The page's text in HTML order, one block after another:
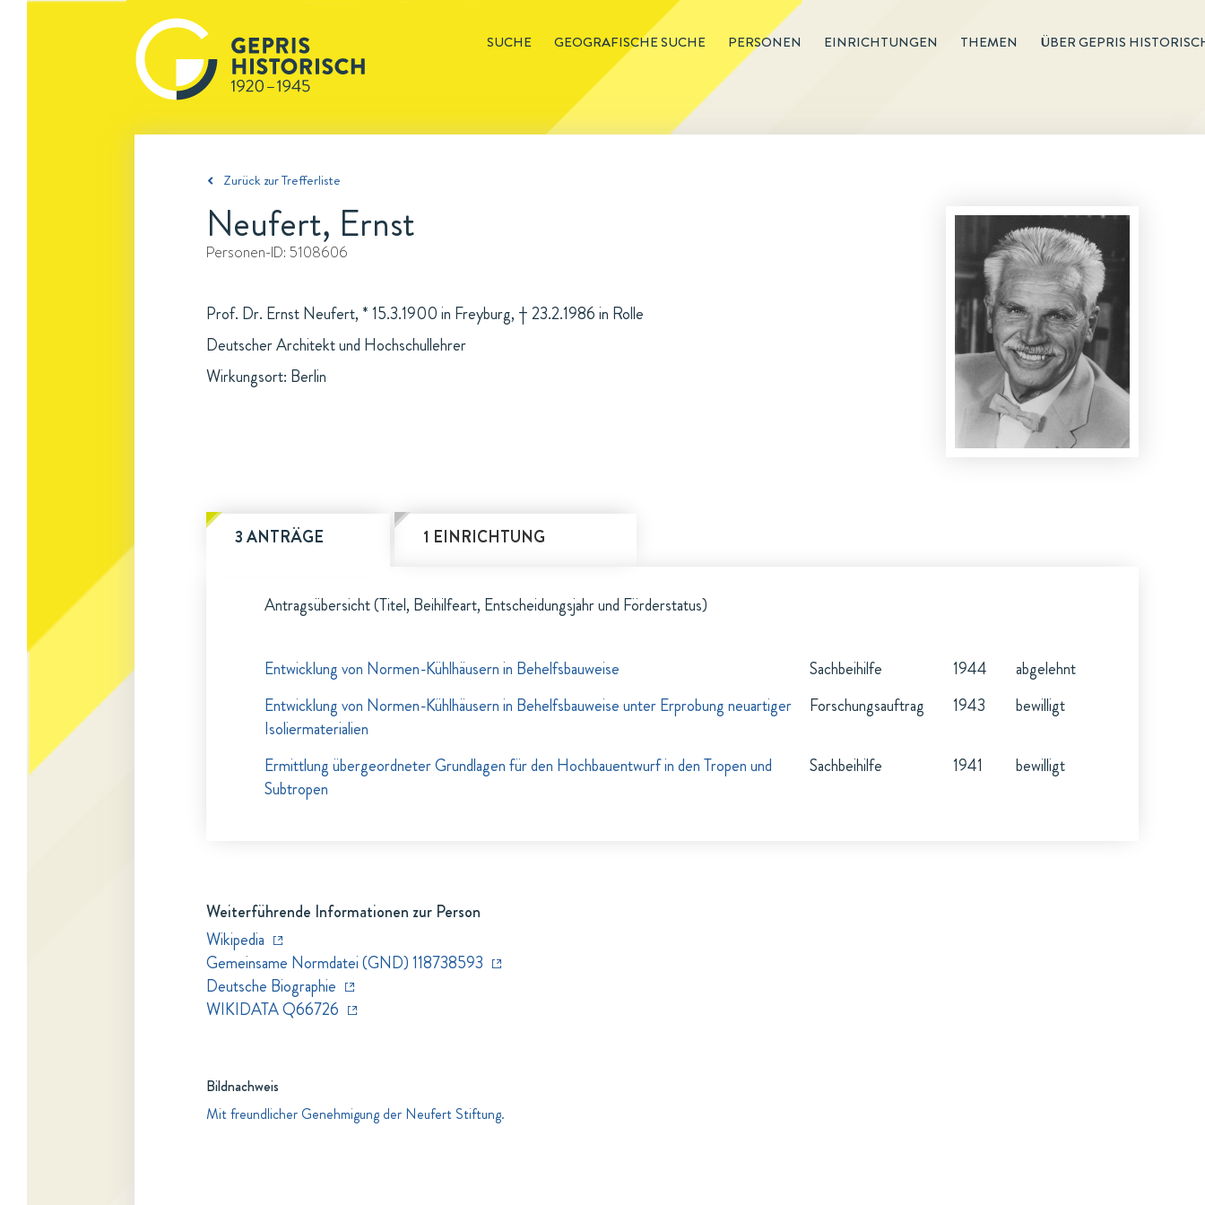
SUCHE GEOGRAFISCHE SUCHE PERSONEN EINRICHTUNGEN THEMEN ÜBER GEPRIS
Zurück zur Trefferliste
Neufert, Ernst
Personen-ID: 5108606
Prof. Dr. Ernst Neufert, * 15.3.1900 in Freyburg, † 23.2.1986 in Rolle
Deutscher Architekt und Hochschullehrer
Wirkungsort: Berlin
3 ANTRÄGE 1 EINRICHTUNG
Antragsübersicht (Titel, Beihilfeart, Entscheidungsjahr und Förderstatus)
Entwicklung von Normen-Kühlhäusern in Behelfsbauweise Sachbeihilfe 1944
abgelehnt
Entwicklung von Normen-Kühlhäusern in Behelfsbauweise unter Erprobung neuartiger
Isoliermaterialien
Forschungsauftrag 1943 bewilligt
Ermittlung übergeordneter Grundlagen für den Hochbauentwurf in den Tropen und
Subtropen
Sachbeihilfe 1941 bewilligt
Weiterführende Informationen zur Person
Wikipedia
Gemeinsame Normdatei (GND) 118738593
Deutsche Biographie
WIKIDATA Q66726
Bildnachweis
Mit freundlicher Genehmigung der Neufert Stiftung.